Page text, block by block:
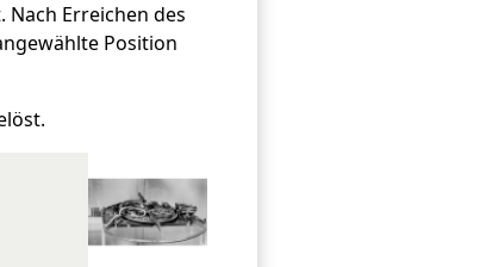
Erreichen des
Position